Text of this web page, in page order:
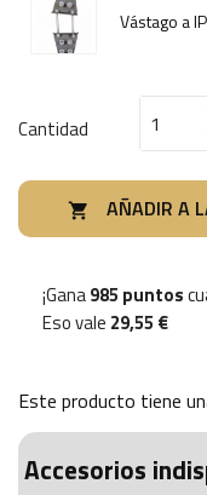
Vástago a
Cantidad
 AÑADIR A
¡Gana985 puntos
Eso vale 29,55 €
Este producto tiene
Accesorios